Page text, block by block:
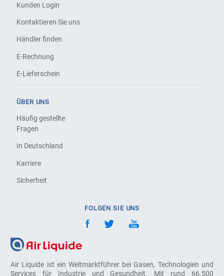
Air Liquide ist ein Weltmarktführer bei Gasen, Technologien und
Services für Industrie und Gesundheit. Mit rund 66.500
Kunden Login
Kontaktieren Sie uns
Händler finden
E-Rechnung
E-Lieferschein
ÜBER UNS
Häufig gestellte
Fragen
In Deutschland
Karriere
Sicherheit
FOLGEN SIE UNS